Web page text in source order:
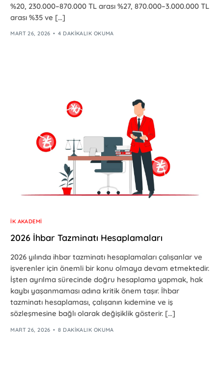
%20, 230.000–870.000 TL arası %27, 870.000–3.000.000 TL
arası %35 ve […]
MART 26, 2026 4 DAKIKALIK OKUMA
İK AKADEMI
2026 İhbar Tazminatı Hesaplamaları
2026 yılında ihbar tazminatı hesaplamaları çalışanlar ve
işverenler için önemli bir konu olmaya devam etmektedir.
İşten ayrılma sürecinde doğru hesaplama yapmak, hak
kaybı yaşanmaması adına kritik önem taşır. İhbar
tazminatı hesaplaması, çalışanın kıdemine ve iş
sözleşmesine bağlı olarak değişiklik gösterir. […]
MART 26, 2026 8 DAKIKALIK OKUMA